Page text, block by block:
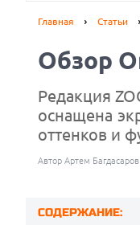
Главная Статьи
Обзор
Редакция
оснащена
оттенков и
Автор Артем Багдасаров
СОДЕРЖАНИЕ: